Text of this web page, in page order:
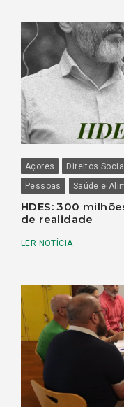
Açores Direitos
Pessoas
Saúde e
HDES: 300
de realidade
LER NOTÍCIA